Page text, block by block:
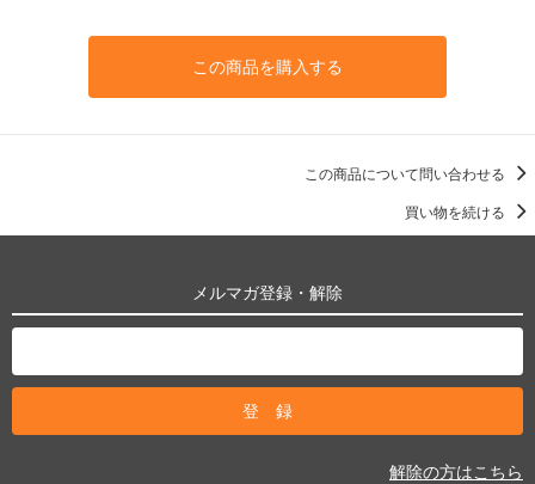
この商品を購入する
この商品について問い合わせる
買い物を続ける
メルマガ登録・解除
解除の方はこちら